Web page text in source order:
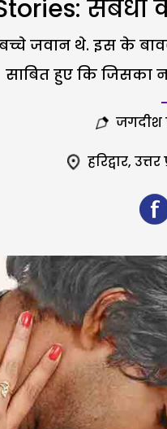
संबंधों
के बच्चे जवान थे. इस
साबित हुए कि जिसका
जगदीश
हरिद्वार, उत्तर